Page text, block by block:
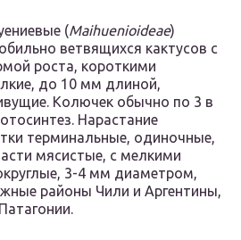
(Maihuenioideae)
ветвящихся кактусов с
роста, короткими
до 10 мм длиной,
Колючек обычно по 3 в
Нарастание
терминальные, одиночные,
мясистые, с мелкими
3-4 мм диаметром,
районы Чили и Аргентины,